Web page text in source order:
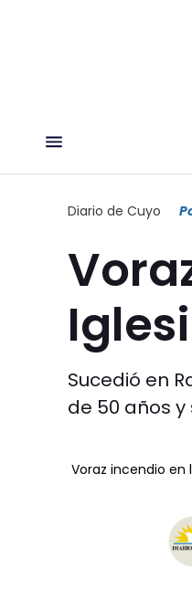
Diario de Cuyo
Sucedió en
de 50 años
Voraz incendio en